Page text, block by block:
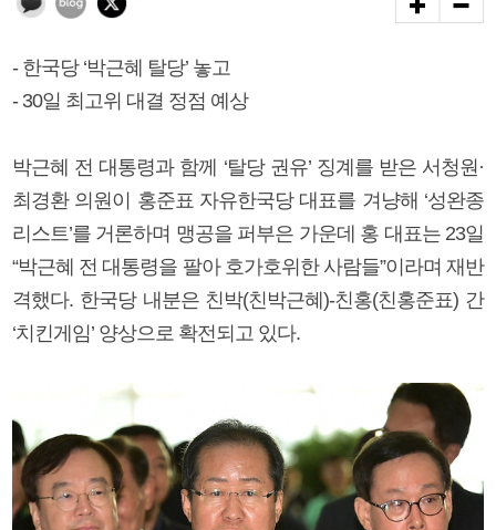
- 한국당 ‘박근혜 탈당’ 놓고
- 30일 최고위 대결 정점 예상
박근혜 전 대통령과 함께 ‘탈당 권유’ 징계를 받은 서청원·
최경환 의원이 홍준표 자유한국당 대표를 겨냥해 ‘성완종
리스트’를 거론하며 맹공을 퍼부은 가운데 홍 대표는 23일
“박근혜 전 대통령을 팔아 호가호위한 사람들”이라며 재반
격했다. 한국당 내분은 친박(친박근혜)-친홍(친홍준표) 간
‘치킨게임’ 양상으로 확전되고 있다.